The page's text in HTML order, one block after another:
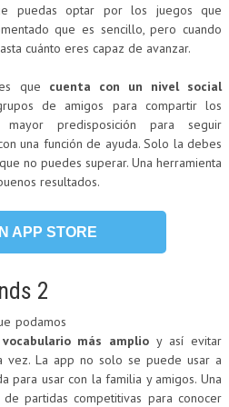
puedas optar por los juegos que
que es sencillo, pero cuando
cuánto eres capaz de avanzar.
que cuenta con un nivel social
de amigos para compartir los
predisposición para seguir
una función de ayuda. Solo la debes
no puedes superar. Una herramienta
resultados.
APP STORE
2
podamos
más amplio y así evitar
vez. La app no solo se puede usar a
para usar con la familia y amigos. Una
partidas competitivas para conocer